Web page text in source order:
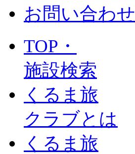
お問い合わせ
TOP・
施設検索
くるま旅
クラブとは
くるま旅